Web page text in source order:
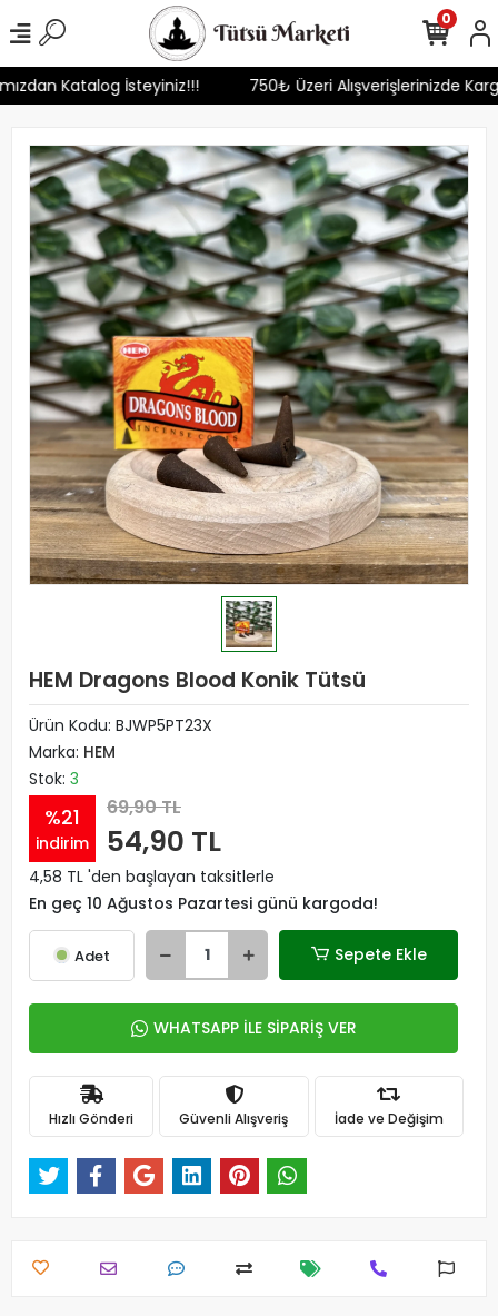
Katalog İsteyiniz!!! 750₺ Üzeri Alışverişlerinizde
0
HEM Dragons Blood Konik Tütsü
Ürün Kodu: BJWP5PT23X
Marka: HEM
Stok: 3
%21
indirim
69,90 TL
54,90 TL
4,58 TL 'den başlayan taksitlerle
En geç 10 Ağustos Pazartesi günü kargoda!
Adet Sepete Ekle
WHATSAPP İLE SİPARİŞ VER
Hızlı Gönderi Güvenli Alışveriş İade ve Değişim